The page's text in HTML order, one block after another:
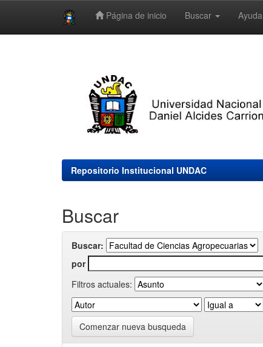
Página de inicio Buscar Ayuda
Repositorio Institucional UNDAC
Buscar
Buscar:
por
Filtros actuales:
Comenzar nueva busqueda